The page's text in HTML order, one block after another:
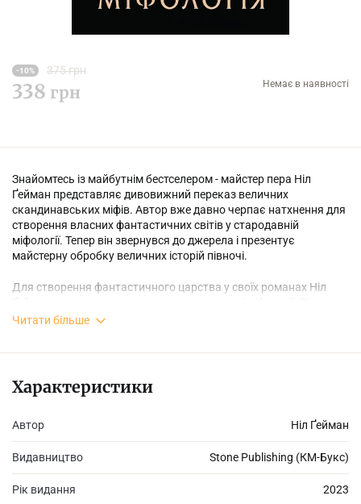
-10% 375 грн
338 грн Немає в наявності
Знайомтесь із майбутнім бестселером - майстер пера Ніл
Ґейман представляє дивовижний переказ величних
скандинавських міфів. Автор вже давно черпає натхнення для
створення власних фантастичних світів у стародавній
міфології. Тепер він звернувся до джерела і презентує
майстерну обробку величних історій півночі.
Для створення фантастичного царства у своїх романах Ніл
він звертається до самого витоку своєї творчості,
богів: Одін, головний бог, розумний, сміливий і хитрий; Тор, син
Одіна, неймовірно сильний та не наймудріший з богів; Локі - син
велетнів - кровний брат Одіна, ошуканець і неперевершений
маніпулятор.
Читати більше
Характеристики
Автор Ніл Ґейман
Видавництво Stone Publishing (КМ-Букс)
Рік видання 2023